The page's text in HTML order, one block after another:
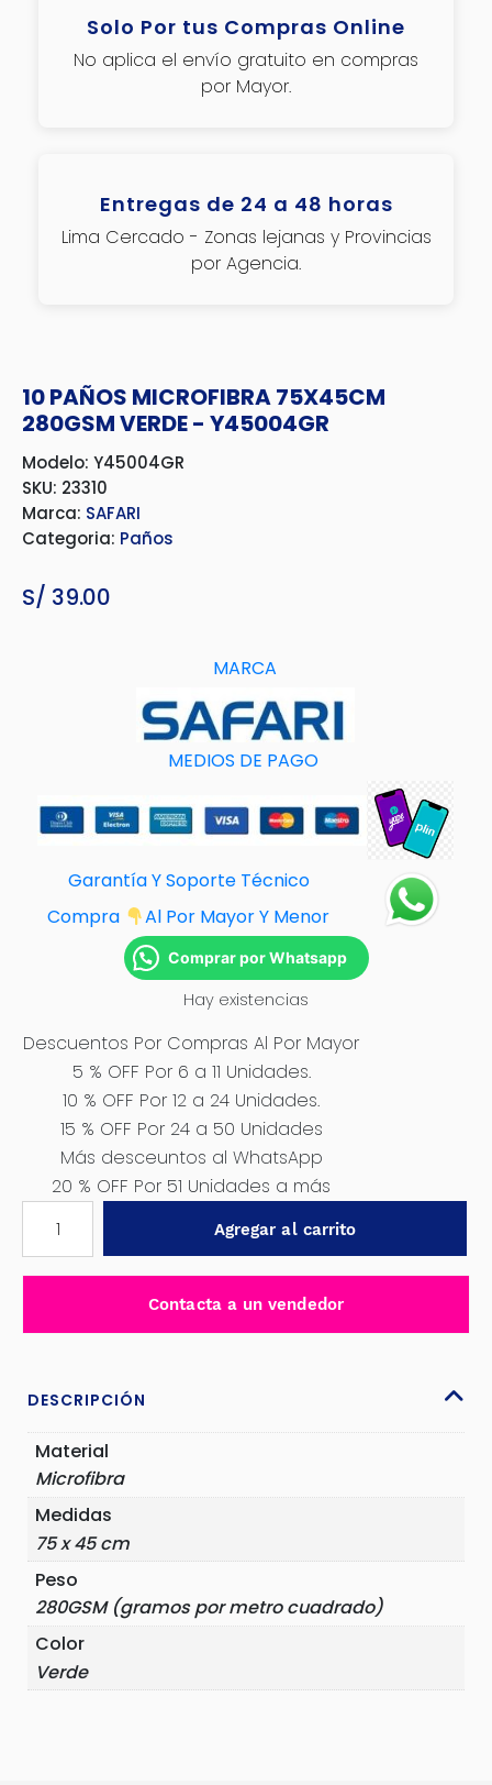
Solo Por tus Compras Online
No aplica el envío gratuito en compras
por Mayor.
Entregas de 24 a 48 horas
Lima Cercado - Zonas lejanas y Provincias
por Agencia.
10 PAÑOS MICROFIBRA 75X45CM
280GSM VERDE - Y45004GR
Modelo: Y45004GR
SKU: 23310
Marca: SAFARI
Categoria: Paños
S/ 39.00
MARCA
MEDIOS DE PAGO
Garantía Y Soporte Técnico
Compra
Al Por Mayor Y Menor
Comprar por Whatsapp
Hay existencias
Descuentos Por Compras Al Por Mayor
5 % OFF Por 6 a 11 Unidades.
10 % OFF Por 12 a 24 Unidades.
15 % OFF Por 24 a 50 Unidades
Más desceuntos al WhatsApp
20 % OFF Por 51 Unidades a más
PAÑOS
MICROFIBRA
Y45004GR
Agregar al carrito
Contacta a un vendedor
DESCRIPCIÓN
Material
Microfibra
Medidas
75 x 45 cm
Peso
280GSM (gramos por metro cuadrado)
Color
Verde